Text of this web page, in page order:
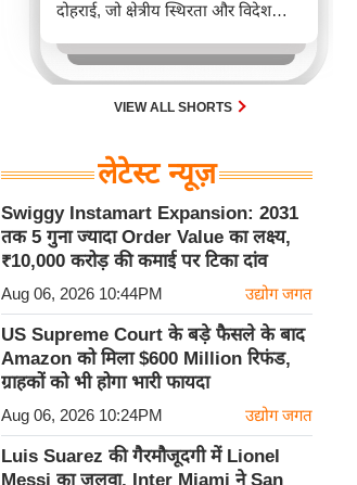
दोहराई, जो क्षेत्रीय स्थिरता और विदेश
करता है।
VIEW ALL SHORTS
लेटेस्ट न्यूज़
Swiggy Instamart Expansion: 2031
तक 5 गुना ज्यादा Order Value का लक्ष्य,
₹10,000 करोड़ की कमाई पर टिका दांव
Aug 06, 2026 10:44PM उद्योग जगत
US Supreme Court के बड़े फैसले के बाद
Amazon को मिला $600 Million रिफंड,
ग्राहकों को भी होगा भारी फायदा
Aug 06, 2026 10:24PM उद्योग जगत
Luis Suarez की गैरमौजूदगी में Lionel
Messi का जलवा, Inter Miami ने San